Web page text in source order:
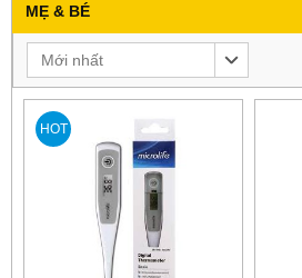
MẸ & BÉ
Mới nhất
HOT